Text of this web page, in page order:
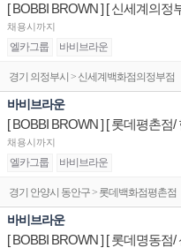
채용시까지
엘카그룹 바비브라운
경기 의정부시 > 신세계백화점의정부점
바비브라운
채용시까지
엘카그룹 바비브라운
경기 안양시 동안구 > 롯데백화점평촌점
바비브라운